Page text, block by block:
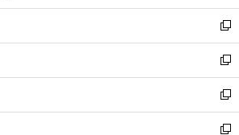
開
く
ウ
で
開
く
ン
ド
ウ
で
開
く
新
し
い
ウ
ィ
ン
ド
新
し
い
ウ
ィ
新
し
い